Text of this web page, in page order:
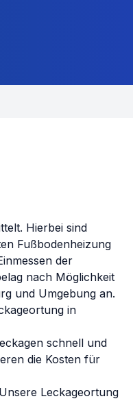
Hierbei sind
Fußbodenheizung
der
nach Möglichkeit
und Umgebung an.
in
schnell und
die Kosten für
Leckageortung